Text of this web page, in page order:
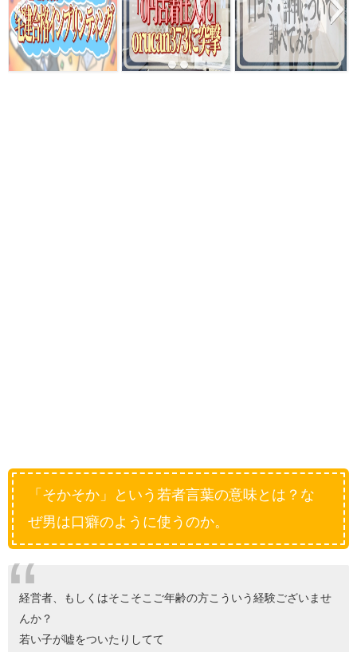
「そかそか」という若者言葉の意味とは？な
ぜ男は口癖のように使うのか。
経営者、もしくはそこそこご年齢の方こういう経験ございませ
んか？
若い子が嘘をついたりしてて